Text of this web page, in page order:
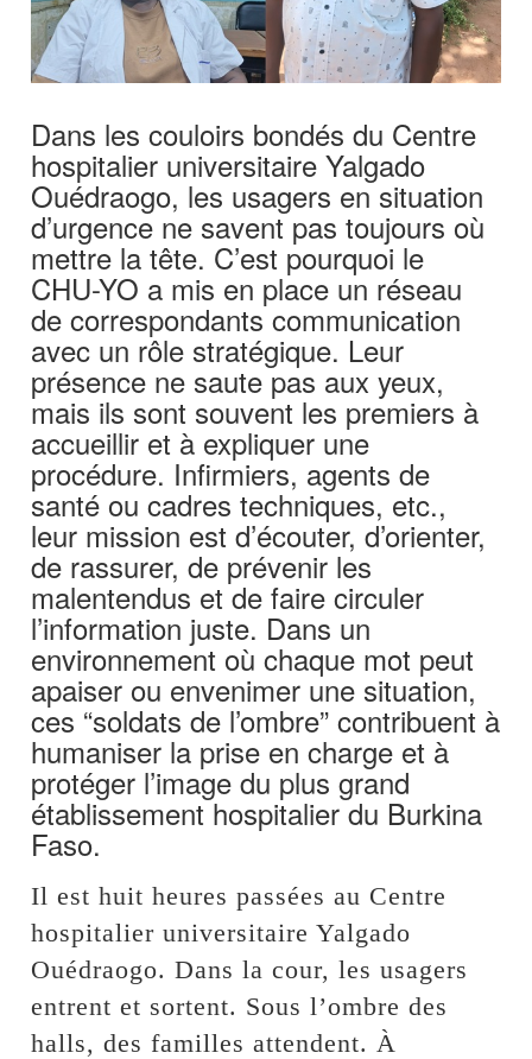
Dans les couloirs bondés du Centre
hospitalier universitaire Yalgado
Ouédraogo, les usagers en situation
d’urgence ne savent pas toujours où
mettre la tête. C’est pourquoi le
CHU-YO a mis en place un réseau
de correspondants communication
avec un rôle stratégique. Leur
présence ne saute pas aux yeux,
mais ils sont souvent les premiers à
accueillir et à expliquer une
procédure. Infirmiers, agents de
santé ou cadres techniques, etc.,
leur mission est d’écouter, d’orienter,
de rassurer, de prévenir les
malentendus et de faire circuler
l’information juste. Dans un
environnement où chaque mot peut
apaiser ou envenimer une situation,
ces “soldats de l’ombre” contribuent à
humaniser la prise en charge et à
protéger l’image du plus grand
établissement hospitalier du Burkina
Faso.
Il est huit heures passées au Centre
hospitalier universitaire Yalgado
Ouédraogo. Dans la cour, les usagers
entrent et sortent. Sous l’ombre des
halls, des familles attendent. À